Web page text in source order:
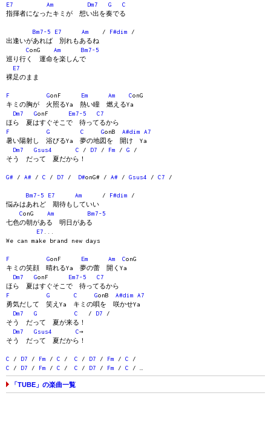
E7
Am Dm7 G
C
指揮者になったキミが 想い出を奏でる
Bm7-5 E7 Am / F#dim /
出逢いがあれば 別れもあるね
ConG Am
Bm7-5
巡り行く 運命を楽しんで
E7
裸足のまま
F GonF Em Am ConG
キミの胸が 火照るYa 熱い瞳 燃えるYa
Dm7
GonF Em7-5
C7
ほら 夏はすぐそこで 待ってるから
F
G C GonB A#dim
A7
暑い陽射し 浴びるYa 夢の地図を 開け Ya
Dm7
Gsus4 C / D7 / Fm / G /
そう だって 夏だから！
G# / A# / C / D7 / D#onG# / A# / Gsus4 / C7 /
Bm7-5 E7 Am / F#dim /
悩みはあれど 期待もしていい
ConG Am
Bm7-5
七色の朝がある 明日がある
E7
We can make brand new days
F GonF Em Am ConG
キミの笑顔 晴れるYa 夢の蕾 開くYa
Dm7
GonF Em7-5
C7
ほら 夏はすぐそこで 待ってるから
F
G C GonB A#dim
A7
勇気だして 笑えYa キミの唄を 咲かせYa
Dm7
G C / D7 /
そう だって 夏が来る！
Dm7
Gsus4 C→
そう だって 夏だから！
C / D7 / Fm / C / C / D7 / Fm / C /
C / D7 / Fm / C / C / D7 / Fm / C / …
「TUBE」の楽曲一覧